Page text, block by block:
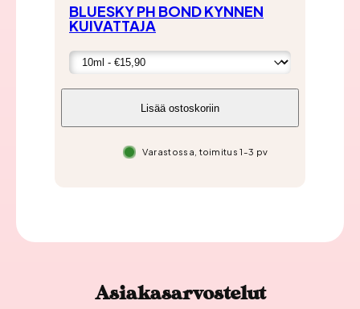
BLUESKY PH BOND KYNNEN
KUIVATTAJA
Lisää ostoskoriin
Varastossa, toimitus 1-3 pv
Asiakasarvostelut